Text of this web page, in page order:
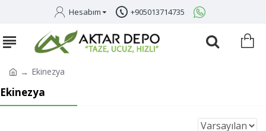
Hesabım +905013714735
Ekinezya
Ekinezya